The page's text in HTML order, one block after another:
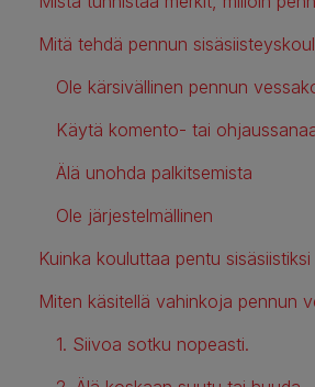
Mitä tehdä pennun
Ole kärsivällinen pennun
Käytä komento- tai
Älä unohda palkitsemista
Ole järjestelmällinen
Kuinka kouluttaa pentu sisäsiistiksi
1. Siivoa sotku nopeasti.